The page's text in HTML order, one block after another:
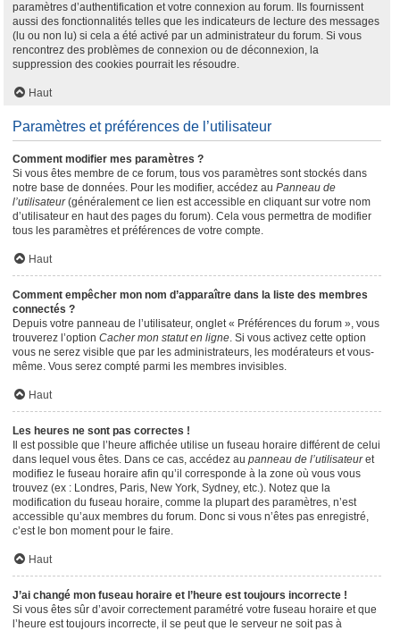
paramètres d’authentification et votre connexion au forum. Ils fournissent
aussi des fonctionnalités telles que les indicateurs de lecture des messages
(lu ou non lu) si cela a été activé par un administrateur du forum. Si vous
rencontrez des problèmes de connexion ou de déconnexion, la
suppression des cookies pourrait les résoudre.
Haut
Paramètres et préférences de l’utilisateur
Comment modifier mes paramètres ?
Si vous êtes membre de ce forum, tous vos paramètres sont stockés dans
notre base de données. Pour les modifier, accédez au Panneau de
l’utilisateur(généralement ce lien est accessible en cliquant sur votre nom
d’utilisateur en haut des pages du forum). Cela vous permettra de modifier
tous les paramètres et préférences de votre compte.
Haut
Comment empêcher mon nom d’apparaître dans la liste des membres
connectés ?
Depuis votre panneau de l’utilisateur, onglet « Préférences du forum », vous
trouverez l’option Cacher mon statut en ligne. Si vous activez cette option
vous ne serez visible que par les administrateurs, les modérateurs et vous-
même. Vous serez compté parmi les membres invisibles.
Haut
Les heures ne sont pas correctes !
Il est possible que l’heure affichée utilise un fuseau horaire différent de celui
dans lequel vous êtes. Dans ce cas, accédez au panneau de l’utilisateuret
modifiez le fuseau horaire afin qu’il corresponde à la zone où vous vous
trouvez (ex : Londres, Paris, New York, Sydney, etc.). Notez que la
modification du fuseau horaire, comme la plupart des paramètres, n’est
accessible qu’aux membres du forum. Donc si vous n’êtes pas enregistré,
c’est le bon moment pour le faire.
Haut
J’ai changé mon fuseau horaire et l’heure est toujours incorrecte !
Si vous êtes sûr d’avoir correctement paramétré votre fuseau horaire et que
l’heure est toujours incorrecte, il se peut que le serveur ne soit pas à